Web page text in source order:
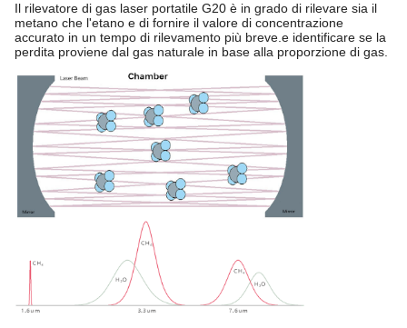
Il rilevatore di gas laser portatile G20 è in grado di rilevare sia il
metano che l'etano e di fornire il valore di concentrazione
accurato in un tempo di rilevamento più breve.e identificare se la
perdita proviene dal gas naturale in base alla proporzione di gas.